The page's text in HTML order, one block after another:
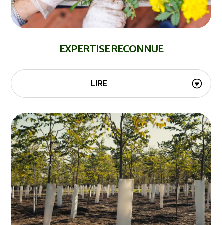
EXPERTISE RECONNUE
LIRE